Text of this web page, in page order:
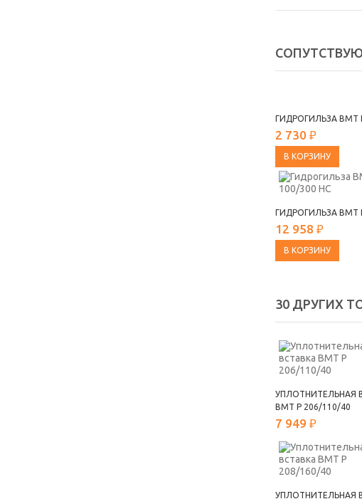
ГИДРОГИЛЬЗА ВМТ
2 730 ₽
В КОРЗИНУ
ГИДРОГИЛЬЗА ВМТ
12 958 ₽
В КОРЗИНУ
30 ДРУГИХ
УПЛОТНИТЕЛЬНАЯ
ВМТ Р 206/110/40
7 949 ₽
УПЛОТНИТЕЛЬНАЯ